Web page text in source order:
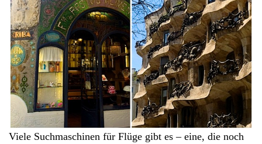
Viele Suchmaschinen für Flüge gibt es – eine, die noch